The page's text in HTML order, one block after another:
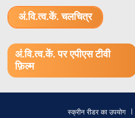
अं.वि.त्व.कें. चलचित्र
अं.वि.त्व.कें. पर एपीएस टीवी
फ़िल्म
स्क्रीन रीडर का उपयोग